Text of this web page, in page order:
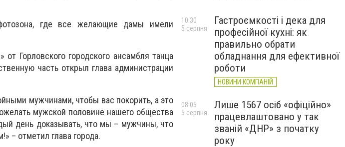
где все желающие дамы имели
Горловского городского ансамбля танца
часть открыл глава администрации
мужчинами, чтобы вас покорить, а это
мужской половине нашего общества
день доказывать, что мы – мужчины, что
– отметил глава города.
Гастроємкості і дека для
професійної кухні: як
правильно обрати
обладнання для ефективної
роботи
НОВИНИ КОМПАНІЙ
10:30
5 серпня
Лише 1567 осіб «офіційно»
працевлаштовано у так
званій «ДНР» з початку
року
08:05
5 серпня